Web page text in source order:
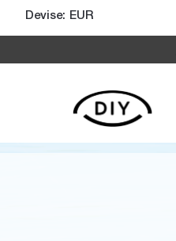
Devise: